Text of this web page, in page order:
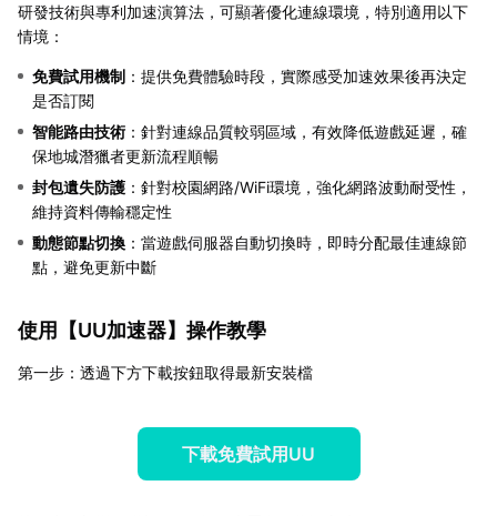
研發技術與專利加速演算法，可顯著優化連線環境，特別適用以下
情境：
免費試用機制 ：提供免費體驗時段，實際感受加速效果後再決定
是否訂閱
智能路由技術 ：針對連線品質較弱區域，有效降低遊戲延遲，確
保地城潛獵者更新流程順暢
封包遺失防護 ：針對校園網路/WiFi環境，強化網路波動耐受性，
維持資料傳輸穩定性
動態節點切換 ：當遊戲伺服器自動切換時，即時分配最佳連線節
點，避免更新中斷
使用【UU加速器】操作教學
第一步：透過下方下載按鈕取得最新安裝檔
下載免費試用UU